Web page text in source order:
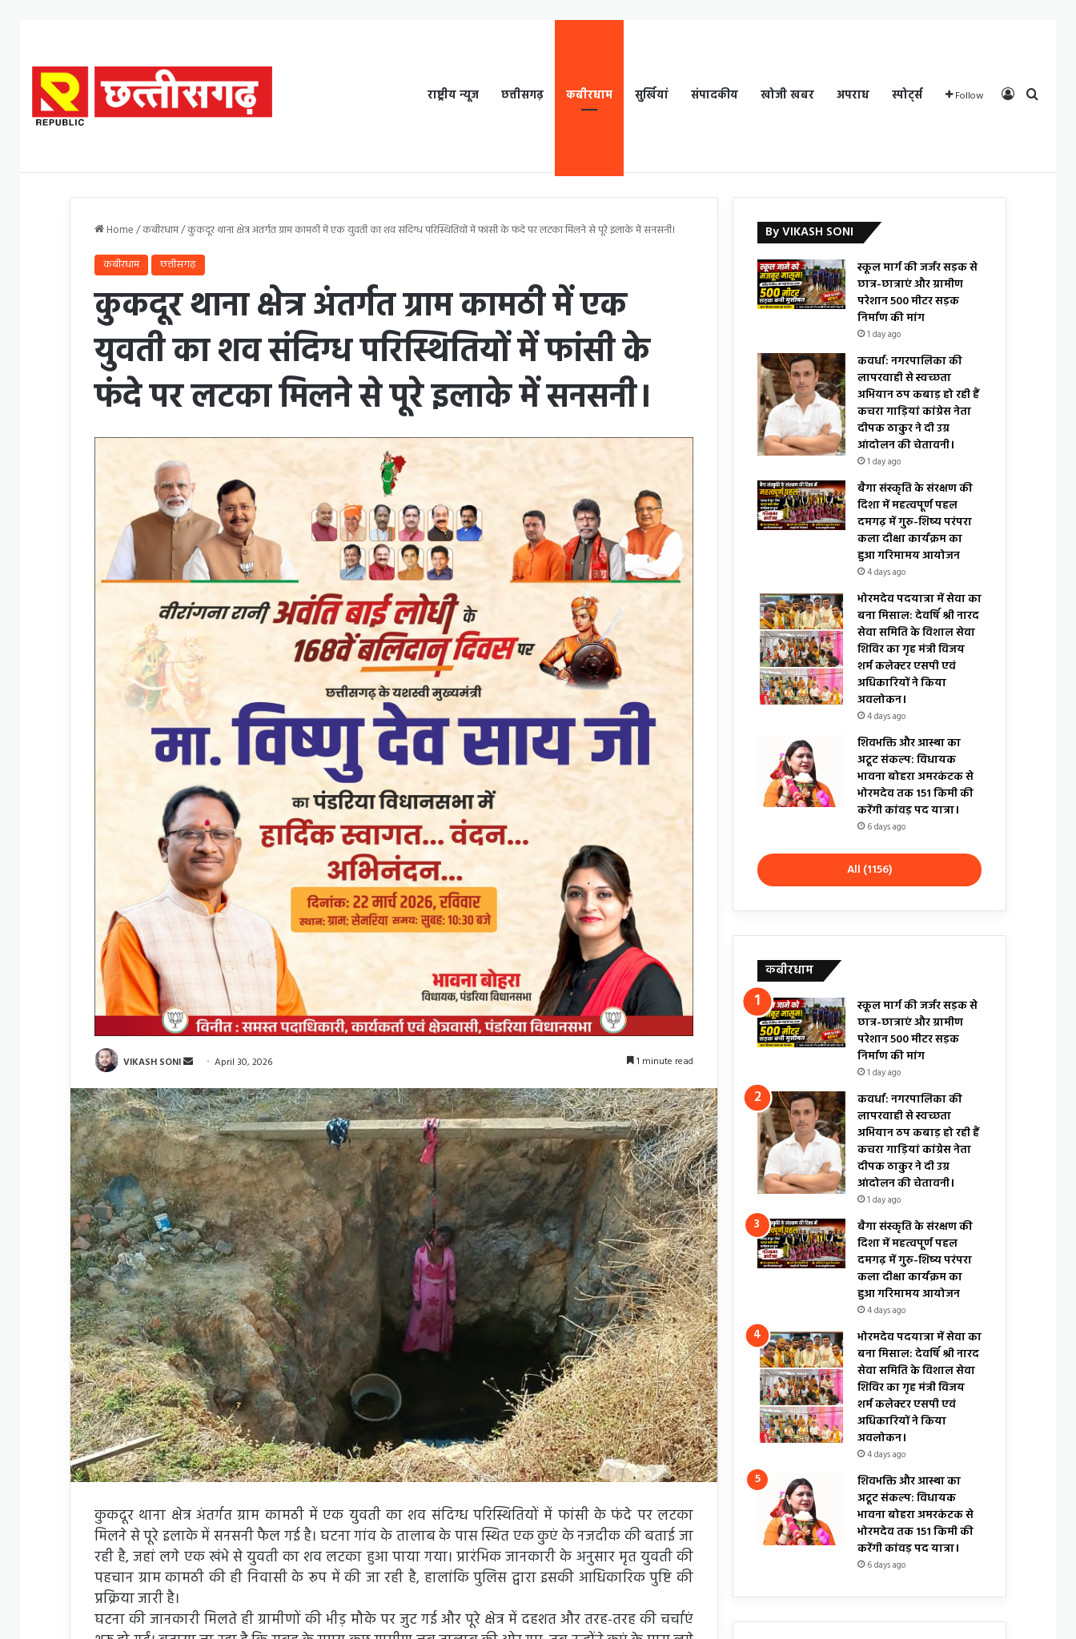
राष्ट्रीय न्यूज छत्तीसगढ़ कबीरधाम सुर्खियां संपादकीय खोजी खबर अपराध स्पोर्ट्स Follow Log In
Home/कबीरधाम/कुकदूर थाना क्षेत्र अंतर्गत ग्राम कामठी में एक युवती का शव संदिग्ध परिस्थितियों में फांसी के फंदे पर लटका मिलने से पूरे इलाके में सनसनी।
कबीरधाम छत्तीसगढ़
कुकदूर थाना क्षेत्र अंतर्गत ग्राम कामठी में एक
युवती का शव संदिग्ध परिस्थितियों में फांसी के
फंदे पर लटका मिलने से पूरे इलाके में सनसनी।
VIKASH SONI
Send
email
April 30, 2026 1 minute read
कुकदूर थाना क्षेत्र अंतर्गत ग्राम कामठी में एक युवती का शव संदिग्ध परिस्थितियों में फांसी के फंदे पर लटका
मिलने से पूरे इलाके में सनसनी फैल गई है। घटना गांव के तालाब के पास स्थित एक कुएं के नजदीक की बताई जा
रही है, जहां लगे एक खंभे से युवती का शव लटका हुआ पाया गया। प्रारंभिक जानकारी के अनुसार मृत युवती की
पहचान ग्राम कामठी की ही निवासी के रूप में की जा रही है, हालांकि पुलिस द्वारा इसकी आधिकारिक पुष्टि की
प्रक्रिया जारी है।
घटना की जानकारी मिलते ही ग्रामीणों की भीड़ मौके पर जुट गई और पूरे क्षेत्र में दहशत और तरह-तरह की चर्चाएं
By VIKASH SONI
स्कूल मार्ग की जर्जर सड़क से
छात्र-छात्राएं और ग्रामीण
परेशान 500 मीटर सड़क
निर्माण की मांग
1 day ago
कवर्धा: नगरपालिका की
लापरवाही से स्वच्छता
अभियान ठप कबाड़ हो रही हैं
कचरा गाड़ियां कांग्रेस नेता
दीपक ठाकुर ने दी उग्र
आंदोलन की चेतावनी।
1 day ago
बैगा संस्कृति के संरक्षण की
दिशा में महत्वपूर्ण पहल
दमगढ़ में गुरु-शिष्य परंपरा
कला दीक्षा कार्यक्रम का
हुआ गरिमामय आयोजन
4 days ago
भोरमदेव पदयात्रा में सेवा का
बना मिसाल: देवर्षि श्री नारद
सेवा समिति के विशाल सेवा
शिविर का गृह मंत्री विजय
शर्म कलेक्टर एसपी एवं
अधिकारियों ने किया
अवलोकन।
4 days ago
शिवभक्ति और आस्था का
अटूट संकल्प: विधायक
भावना बोहरा अमरकंटक से
भोरमदेव तक 151 किमी की
करेंगी कांवड़ पद यात्रा।
6 days ago
All (1156)
कबीरधाम
स्कूल मार्ग की जर्जर सड़क से
छात्र-छात्राएं और ग्रामीण
परेशान 500 मीटर सड़क
निर्माण की मांग
1 day ago
कवर्धा: नगरपालिका की
लापरवाही से स्वच्छता
अभियान ठप कबाड़ हो रही हैं
कचरा गाड़ियां कांग्रेस नेता
दीपक ठाकुर ने दी उग्र
आंदोलन की चेतावनी।
1 day ago
बैगा संस्कृति के संरक्षण की
दिशा में महत्वपूर्ण पहल
दमगढ़ में गुरु-शिष्य परंपरा
कला दीक्षा कार्यक्रम का
हुआ गरिमामय आयोजन
4 days ago
भोरमदेव पदयात्रा में सेवा का
बना मिसाल: देवर्षि श्री नारद
सेवा समिति के विशाल सेवा
शिविर का गृह मंत्री विजय
शर्म कलेक्टर एसपी एवं
अधिकारियों ने किया
अवलोकन।
4 days ago
शिवभक्ति और आस्था का
अटूट संकल्प: विधायक
भावना बोहरा अमरकंटक से
भोरमदेव तक 151 किमी की
करेंगी कांवड़ पद यात्रा।
6 days ago